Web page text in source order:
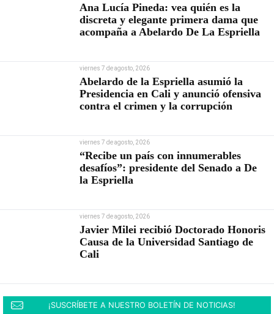
Ana Lucía Pineda: vea quién es la
discreta y elegante primera dama que
acompaña a Abelardo De La Espriella
viernes 7 de agosto, 2026
Abelardo de la Espriella asumió la
Presidencia en Cali y anunció ofensiva
contra el crimen y la corrupción
viernes 7 de agosto, 2026
“Recibe un país con innumerables
desafíos”: presidente del Senado a De
la Espriella
viernes 7 de agosto, 2026
Javier Milei recibió Doctorado Honoris
Causa de la Universidad Santiago de
Cali
¡SUSCRÍBETE A NUESTRO BOLETÍN DE NOTICIAS!